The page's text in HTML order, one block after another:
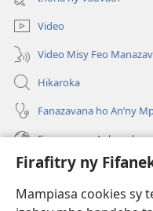
Firafitry ny
Mampiasa cookies sy
Video
Video Misy Feo
Hikaroka
Fanazavana ho An’ny
Fanazavana
Fanampiana
Fanomezana